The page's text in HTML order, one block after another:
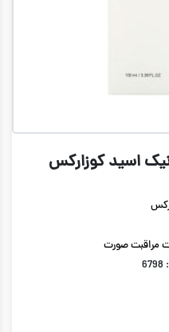
اسید کوزارکس
مراقبت صورت